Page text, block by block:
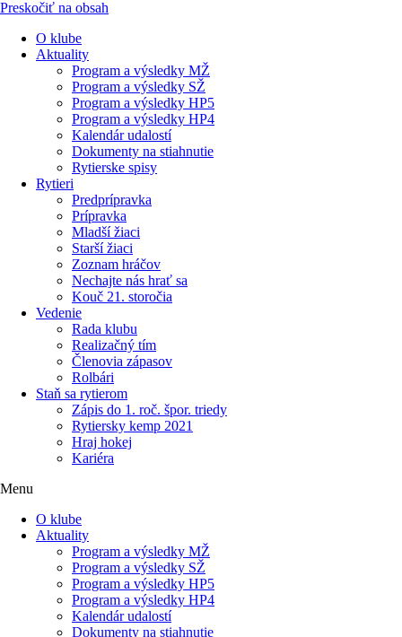
Preskočiť na obsah
O klube
Aktuality
Program a výsledky MŽ
Program a výsledky SŽ
Program a výsledky HP5
Program a výsledky HP4
Kalendár udalostí
Dokumenty na stiahnutie
Rytierske spisy
Rytieri
Predprípravka
Prípravka
Mladší žiaci
Starší žiaci
Zoznam hráčov
Nechajte nás hrať sa
Kouč 21. storočia
Vedenie
Rada klubu
Realizačný tím
Členovia zápasov
Rolbári
Staň sa rytierom
Zápis do 1. roč. špor. triedy
Rytiersky kemp 2021
Hraj hokej
Kariéra
Menu
O klube
Aktuality
Program a výsledky MŽ
Program a výsledky SŽ
Program a výsledky HP5
Program a výsledky HP4
Kalendár udalostí
Dokumenty na stiahnutie